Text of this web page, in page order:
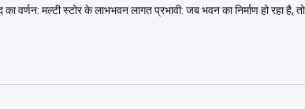
का वर्णन: मल्टी स्टोर के लाभभवन लागत प्रभावी: जब भवन का निर्माण हो रहा है,